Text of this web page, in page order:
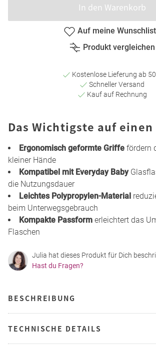
In den Warenkorb
Auf meine
Produkt vergleichen
Kostenlose Lieferung ab
Schneller Versand
Kauf auf Rechnung
Das Wichtigste auf
Ergonomisch geformte Griffe fördern
kleiner Hände
Kompatibel mit Everyday Baby
die Nutzungsdauer
Leichtes Polypropylen-Material
beim Unterwegsgebrauch
Kompakte Passform erleichtert das
Flaschen
Julia hat dieses Produkt für Dich
Hast du Fragen?
BESCHREIBUNG
TECHNISCHE DETAILS